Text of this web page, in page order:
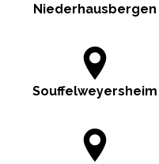
Niederhausbergen
Souffelweyersheim